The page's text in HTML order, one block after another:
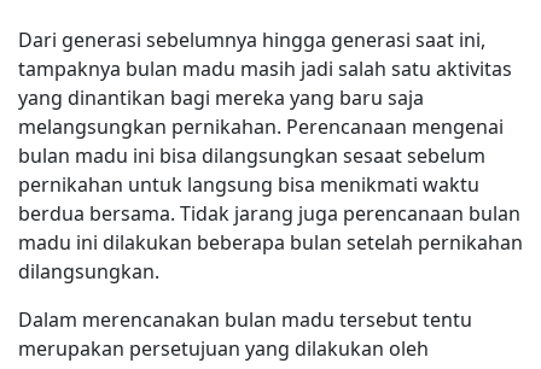
Dari generasi sebelumnya hingga generasi saat ini,
tampaknya bulan madu masih jadi salah satu aktivitas
yang dinantikan bagi mereka yang baru saja
melangsungkan pernikahan. Perencanaan mengenai
bulan madu ini bisa dilangsungkan sesaat sebelum
pernikahan untuk langsung bisa menikmati waktu
berdua bersama. Tidak jarang juga perencanaan bulan
madu ini dilakukan beberapa bulan setelah pernikahan
dilangsungkan.
Dalam merencanakan bulan madu tersebut tentu
merupakan persetujuan yang dilakukan oleh